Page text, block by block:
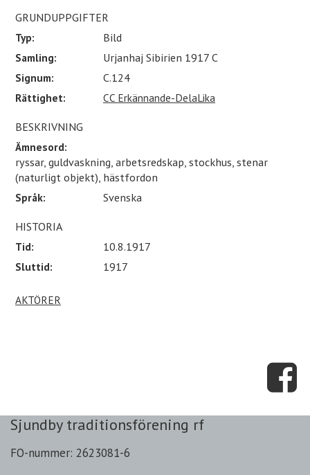
GRUNDUPPGIFTER
Typ:
Bild
Samling:
Urjanhaj Sibirien 1917 C
Signum:
C.124
Rättighet:
CC Erkännande-DelaLika
BESKRIVNING
Ämnesord:
ryssar, guldvaskning, arbetsredskap, stockhus, stenar
(naturligt objekt), hästfordon
Språk:
Svenska
HISTORIA
Tid:
10.8.1917
Sluttid:
1917
AKTÖRER
Sjundby traditionsförening rf
FO-nummer: 2623081-6